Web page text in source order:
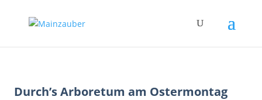
Durch’s Arboretum am Ostermontag